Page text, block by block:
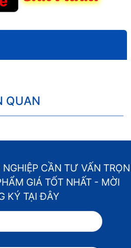
QUAN
CẦN TƯ VẤN TRỌN
GIÁ TỐT NHẤT - MỜI
KÝ TẠI ĐÂY